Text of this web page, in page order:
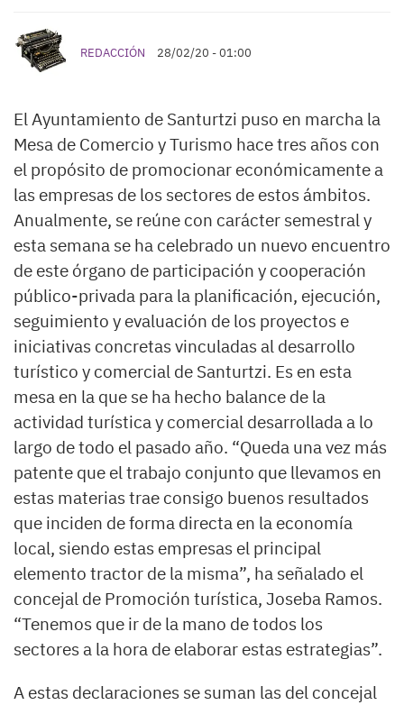
REDACCIÓN 28/02/20 - 01:00
El Ayuntamiento de Santurtzi puso en marcha la
Mesa de Comercio y Turismo hace tres años con
el propósito de promocionar económicamente a
las empresas de los sectores de estos ámbitos.
Anualmente, se reúne con carácter semestral y
esta semana se ha celebrado un nuevo encuentro
de este órgano de participación y cooperación
público-privada para la planificación, ejecución,
seguimiento y evaluación de los proyectos e
iniciativas concretas vinculadas al desarrollo
turístico y comercial de Santurtzi. Es en esta
mesa en la que se ha hecho balance de la
actividad turística y comercial desarrollada a lo
largo de todo el pasado año. “Queda una vez más
patente que el trabajo conjunto que llevamos en
estas materias trae consigo buenos resultados
que inciden de forma directa en la economía
local, siendo estas empresas el principal
elemento tractor de la misma”, ha señalado el
concejal de Promoción turística, Joseba Ramos.
“Tenemos que ir de la mano de todos los
sectores a la hora de elaborar estas estrategias”.
A estas declaraciones se suman las del concejal